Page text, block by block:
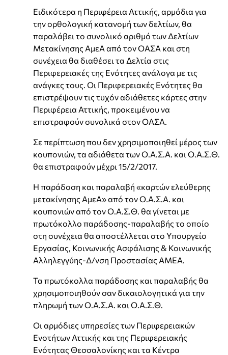
Ειδικότερα η Περιφέρεια Αττικής, αρμόδια για
την ορθολογική κατανομή των δελτίων, θα
παραλάβει το συνολικό αριθμό των Δελτίων
Μετακίνησης ΑμεΑ από τον ΟΑΣΑ και στη
συνέχεια θα διαθέσει τα Δελτία στις
Περιφερειακές της Ενότητες ανάλογα με τις
ανάγκες τους. Οι Περιφερειακές Ενότητες θα
επιστρέψουν τις τυχόν αδιάθετες κάρτες στην
Περιφέρεια Αττικής, προκειμένου να
επιστραφούν συνολικά στον ΟΑΣΑ.
Σε περίπτωση που δεν χρησιμοποιηθεί μέρος των
κουπονιών, τα αδιάθετα των Ο.Α.Σ.Α. και Ο.Α.Σ.Θ.
θα επιστραφούν μέχρι 15/2/2017.
Η παράδοση και παραλαβή «καρτών ελεύθερης
μετακίνησης ΑμεΑ» από τον Ο.Α.Σ.Α. και
κουπονιών από τον Ο.Α.Σ.Θ. θα γίνεται με
πρωτόκολλο παράδοσης-παραλαβής το οποίο
στη συνέχεια θα αποστέλλεται στο Υπουργείο
Εργασίας, Κοινωνικής Ασφάλισης & Κοινωνικής
Αλληλεγγύης-Δ/νση Προστασίας ΑΜΕΑ.
Τα πρωτόκολλα παράδοσης και παραλαβής θα
χρησιμοποιηθούν σαν δικαιολογητικά για την
πληρωμή των Ο.Α.Σ.Α. και Ο.Α.Σ.Θ.
Οι αρμόδιες υπηρεσίες των Περιφερειακών
Ενοτήτων Αττικής και της Περιφερειακής
Ενότητας Θεσσαλονίκης και τα Κέντρα